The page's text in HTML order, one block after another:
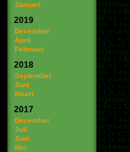
Januari
2019
December
April
Februari
2018
September
Juni
Maart
2017
December
Juli
Juni
Mei